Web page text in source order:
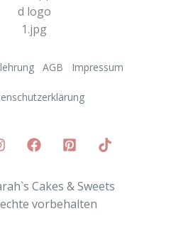
AGB Impressum
Cakes & Sweets
vorbehalten